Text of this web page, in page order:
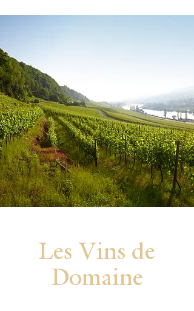
Les Vins de
Domaine